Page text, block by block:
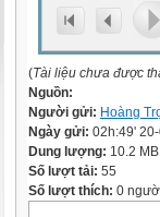
(Tài liệu chưa được
Nguồn:
Người gửi: Hoàng
Ngày gửi: 02h:49'
Dung lượng: 10.2 MB
Số lượt tải: 55
Số lượt thích: 0